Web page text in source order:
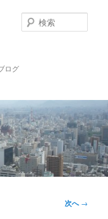
ログ
索
次へ→